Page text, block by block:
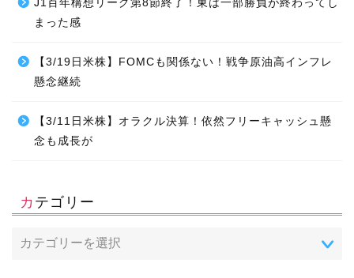
J1百年構想リーグ第8節終了！東は一部勝負が終わってし
まった感
【3/19日米株】FOMCも関係ない！戦争原油高インフレ
懸念継続
【3/11日米株】オラクル決算！依然フリーキャッシュ懸
念も成長が
カテゴリー